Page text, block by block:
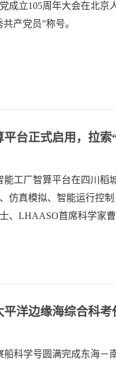
成立105周年大会在北
产党员”称号。
台正式启用，拉索
能工厂智算平台在四川
仿真模拟、智能运行控
、LHAASO首席科学家
平洋边缘海综合科
船科学号圆满完成东海